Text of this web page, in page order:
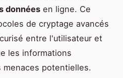
données en ligne. Ce
de cryptage avancés
entre l'utilisateur et
les informations
potentielles.